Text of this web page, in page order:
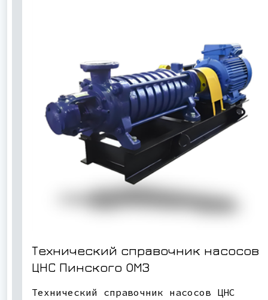
Технический справочник насосов
ЦНС Пинского ОМЗ
Технический справочник насосов ЦНС